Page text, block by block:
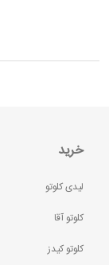
خرید
لیدی کلوتو
کلوتو آقا
کلوتو کیدز